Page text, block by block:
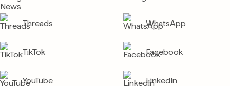
Threads WhatsApp
TikTok Facebook
YouTube LinkedIn